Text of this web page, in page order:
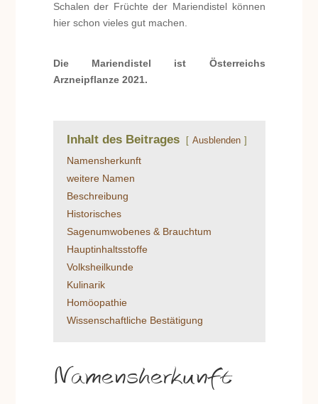
Schalen der Früchte der Mariendistel können
hier schon vieles gut machen.
Die Mariendistel ist Österreichs
Arzneipflanze 2021.
Inhalt des Beitrages Ausblenden
Namensherkunft
weitere Namen
Beschreibung
Historisches
Sagenumwobenes & Brauchtum
Hauptinhaltsstoffe
Volksheilkunde
Kulinarik
Homöopathie
Wissenschaftliche Bestätigung
Namensherkunft